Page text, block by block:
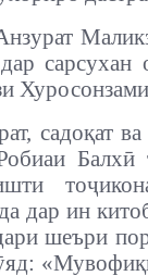
сарсухан
садоқат
Балхӣ
дар ин
шеъри